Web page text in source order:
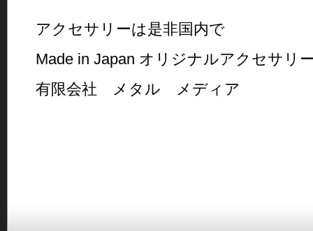
アクセサリーは是非国内で
Made in Japan オリジナルアクセサリ
有限会社 メタル メディア